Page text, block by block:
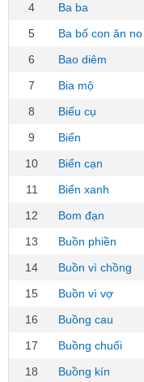
4
Ba ba
5
Ba bố con ăn no
6
Bao diêm
7
Bia mộ
8
Biếu cụ
9
Biển
10
Biển cạn
11
Biển xanh
12
Bom đạn
13
Buồn phiền
14
Buồn vì chồng
15
Buồn vì vợ
16
Buồng cau
17
Buồng chuối
18
Buồng kín